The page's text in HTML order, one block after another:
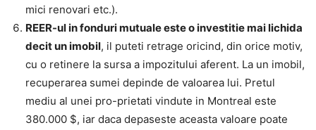
mici renovari etc.).
REER-ul in fonduri mutuale este o investitie mai lichida
decit un imobil, il puteti retrage oricind, din orice motiv,
cu o retinere la sursa a impozitului aferent. La un imobil,
recuperarea sumei depinde de valoarea lui. Pretul
mediu al unei pro-prietati vindute in Montreal este
380.000 $, iar daca depaseste aceasta valoare poate